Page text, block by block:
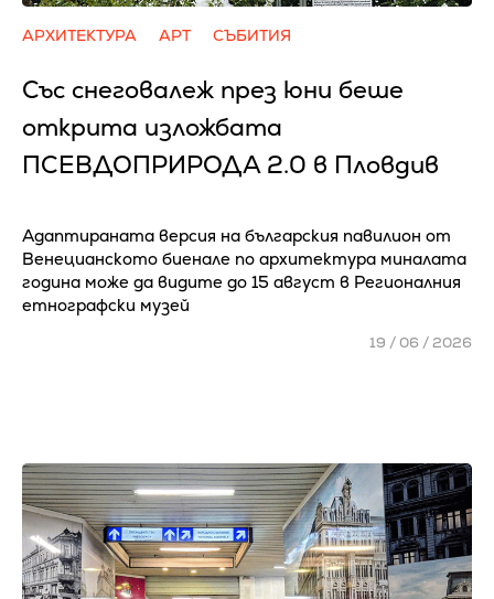
АРХИТЕКТУРА АРТ СЪБИТИЯ
Със снеговалеж през юни беше
открита изложбата
ПСЕВДОПРИРОДА 2.0 в Пловдив
Адаптираната версия на българския павилион от
Венецианското биенале по архитектура миналата
година може да видите до 15 август в Регионалния
етнографски музей
19 / 06 / 2026